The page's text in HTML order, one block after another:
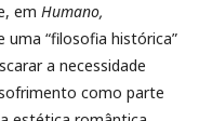
em Humano,
uma “filosofia histórica”
a necessidade
como parte